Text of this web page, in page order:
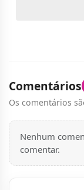
Comentários
Os comentários
Nenhum
comentar.